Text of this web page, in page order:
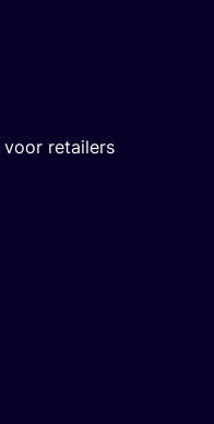
voor retailers